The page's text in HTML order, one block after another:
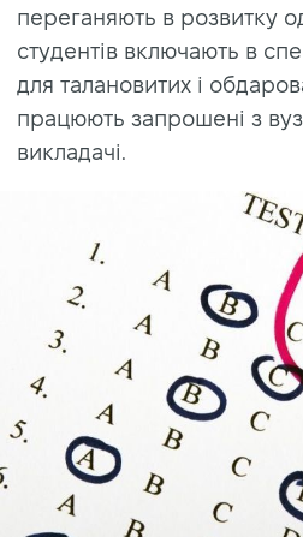
переганяють в розвитку
студентів включають в
для талановитих і
працюють запрошені з
викладачі.